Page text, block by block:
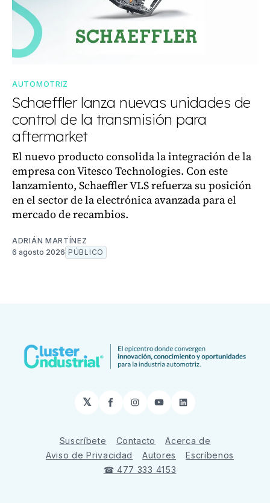
AUTOMOTRIZ
Schaeffler lanza nuevas unidades de
control de la transmisión para
aftermarket
El nuevo producto consolida la integración de la
empresa con Vitesco Technologies. Con este
lanzamiento, Schaeffler VLS refuerza su posición
en el sector de la electrónica avanzada para el
mercado de recambios.
ADRIÁN MARTÍNEZ
6 agosto 2026 PÚBLICO
𝕏 Facebook
Instagram
YouTubeLinkedIn
Suscríbete Contacto
Acerca de
Aviso de Privacidad
Autores
Escríbenos
☎ 477 333 4153